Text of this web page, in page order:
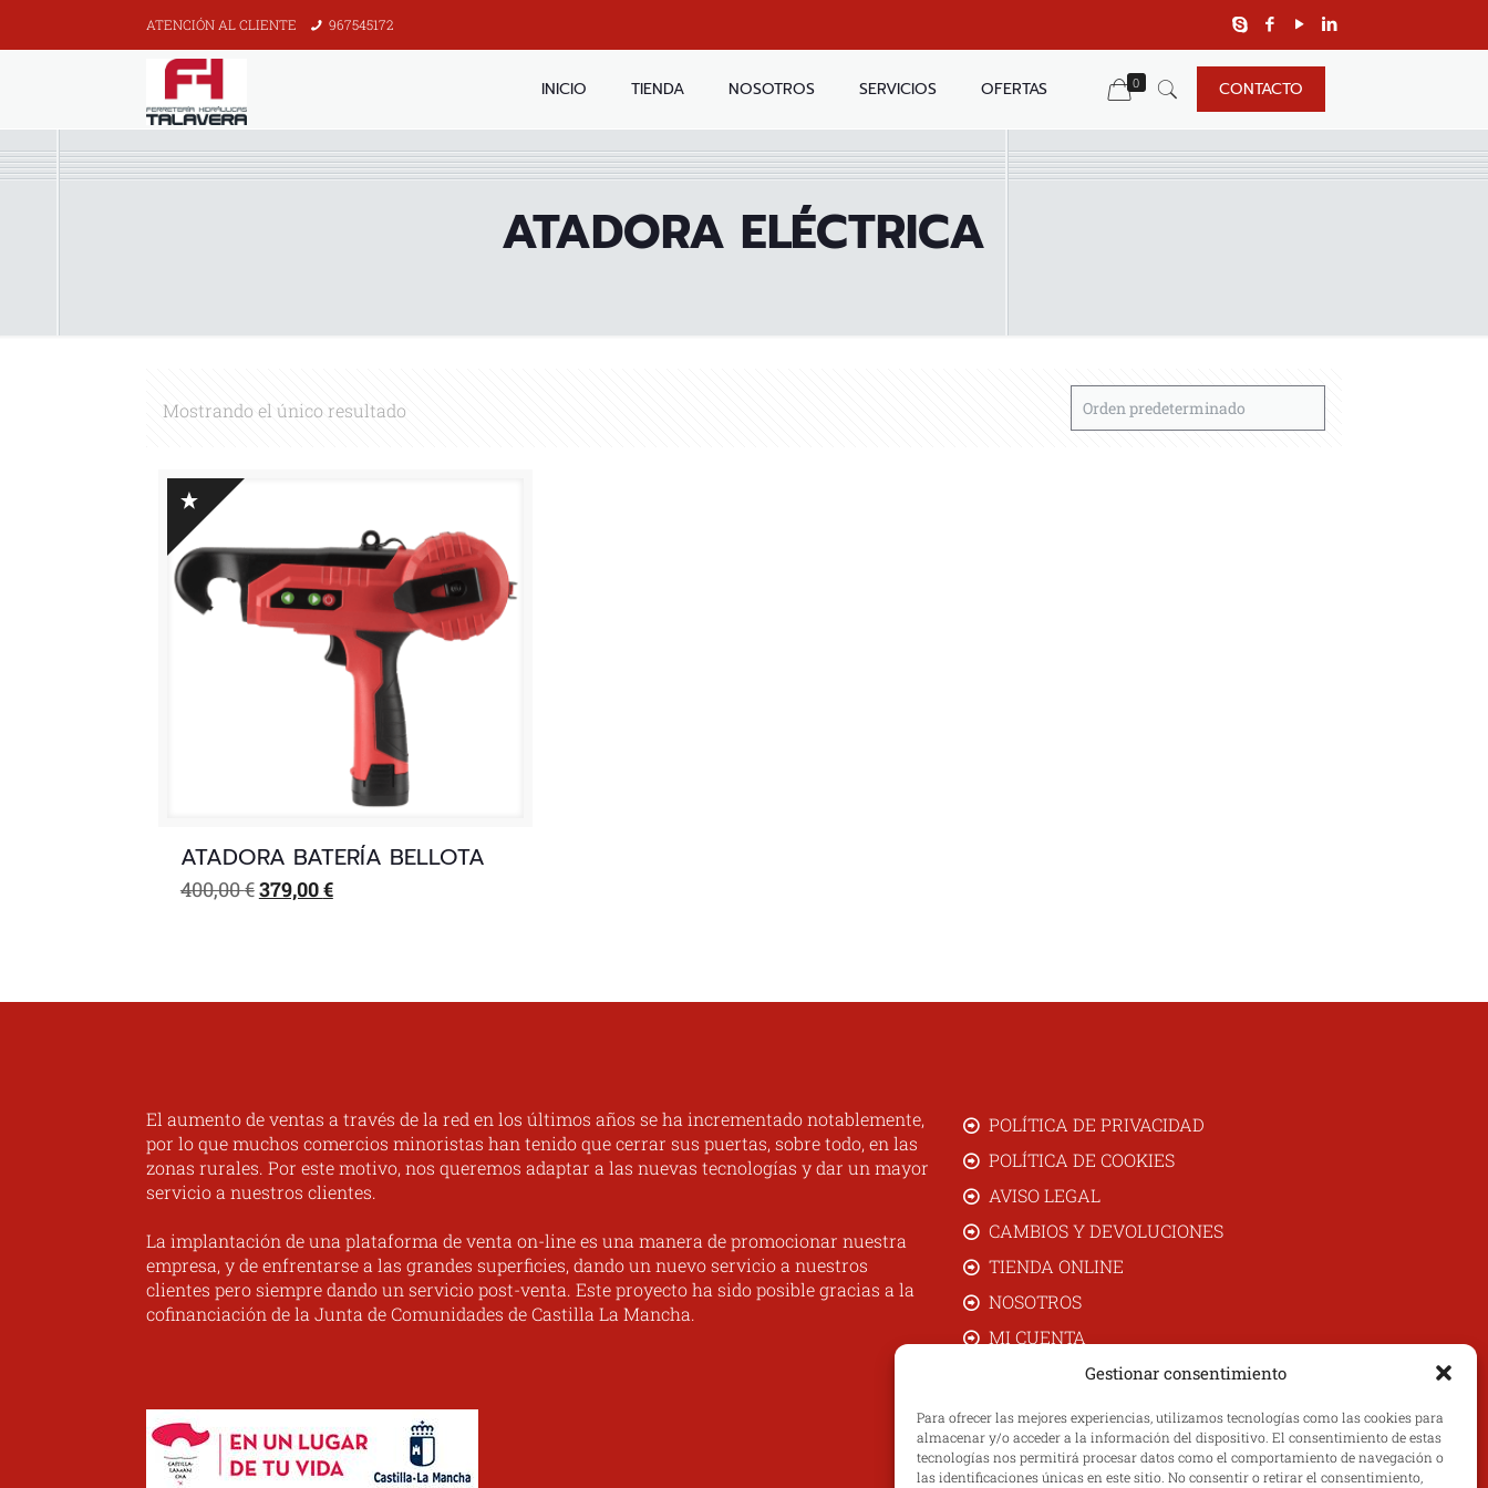
Gestionar consentimiento
Para ofrecer las mejores experiencias, utilizamos tecnologías como las cookies para
almacenar y/o acceder a la información del dispositivo. El consentimiento de estas
tecnologías nos permitirá procesar datos como el comportamiento de navegación o
las identificaciones únicas en este sitio. No consentir o retirar el consentimiento,
ATENCIÓN AL CLIENTE 967545172
INICIO TIENDA NOSOTROS SERVICIOS OFERTAS 0 CONTACTO
ATADORA ELÉCTRICA
Mostrando el único resultado
ATADORA BATERÍA BELLOTA
400,00€El
379,00€El
El aumento de ventas a través de la red en los últimos años se ha incrementado notablemente,
por lo que muchos comercios minoristas han tenido que cerrar sus puertas, sobre todo, en las
zonas rurales. Por este motivo, nos queremos adaptar a las nuevas tecnologías y dar un mayor
servicio a nuestros clientes.
La implantación de una plataforma de venta on-line es una manera de promocionar nuestra
empresa, y de enfrentarse a las grandes superficies, dando un nuevo servicio a nuestros
clientes pero siempre dando un servicio post-venta. Este proyecto ha sido posible gracias a la
cofinanciación de la Junta de Comunidades de Castilla La Mancha.
POLÍTICA DE PRIVACIDAD
POLÍTICA DE COOKIES
AVISO LEGAL
CAMBIOS Y DEVOLUCIONES
TIENDA ONLINE
NOSOTROS
MI CUENTA